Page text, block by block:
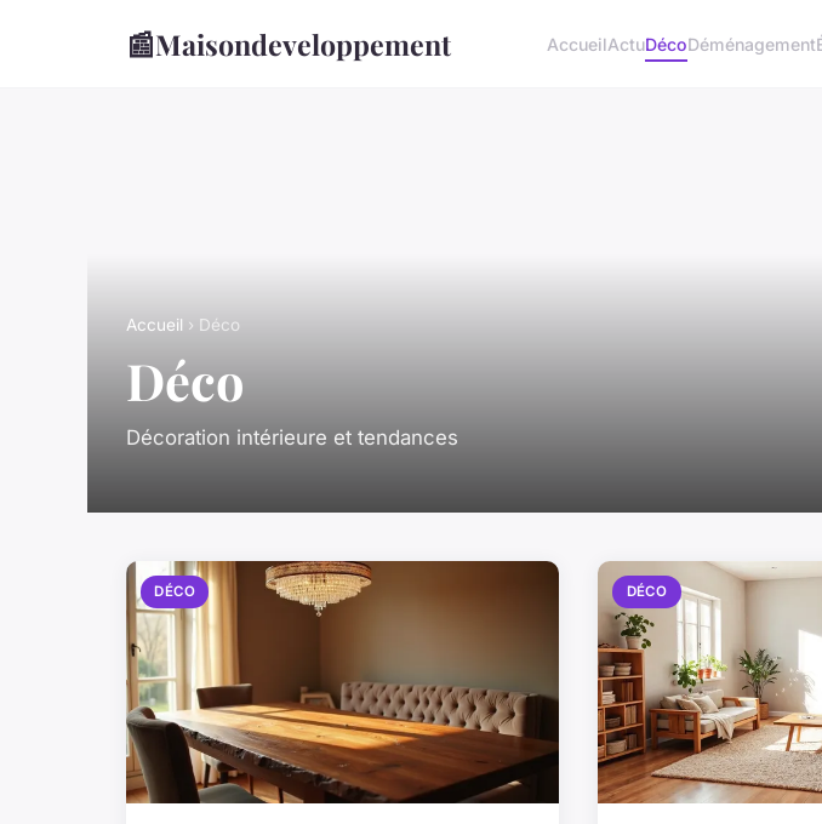
📰Maisondeveloppement AccueilActuDécoDéménagement
Accueil › Déco
Déco
Décoration intérieure et tendances
DÉCO DÉCO